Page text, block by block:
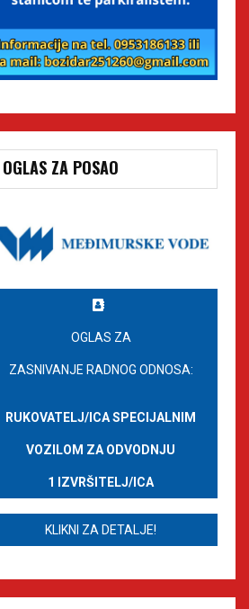
OGLAS ZA POSAO
OGLAS ZA
ZASNIVANJE RADNOG ODNOSA:
RUKOVATELJ/ICA SPECIJALNIM
VOZILOM ZA ODVODNJU
1 IZVRŠITELJ/ICA
KLIKNI ZA DETALJE!